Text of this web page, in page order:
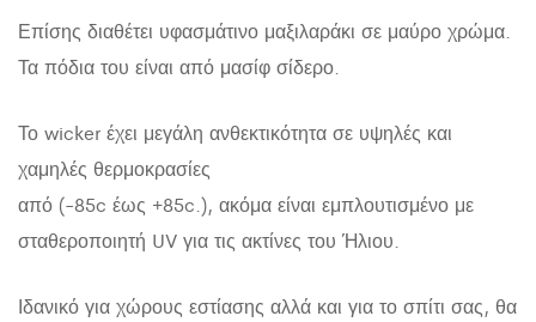
Επίσης διαθέτει υφασμάτινο μαξιλαράκι σε μαύρο χρώμα.
Τα πόδια του είναι από μασίφ σίδερο.
Το wicker έχει μεγάλη ανθεκτικότητα σε υψηλές και
χαμηλές θερμοκρασίες
από (-85c έως +85c.), ακόμα είναι εμπλουτισμένο με
σταθεροποιητή UV για τις ακτίνες του Ήλιου.
Ιδανικό για χώρους εστίασης αλλά και για το σπίτι σας, θα